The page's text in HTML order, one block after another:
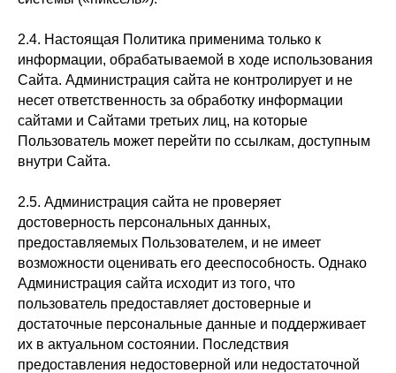
2.4. Настоящая Политика применима только к
информации, обрабатываемой в ходе использования
Сайта. Администрация сайта не контролирует и не
несет ответственность за обработку информации
сайтами и Сайтами третьих лиц, на которые
Пользователь может перейти по ссылкам, доступным
внутри Сайта.
2.5. Администрация сайта не проверяет
достоверность персональных данных,
предоставляемых Пользователем, и не имеет
возможности оценивать его дееспособность. Однако
Администрация сайта исходит из того, что
пользователь предоставляет достоверные и
достаточные персональные данные и поддерживает
их в актуальном состоянии. Последствия
предоставления недостоверной или недостаточной